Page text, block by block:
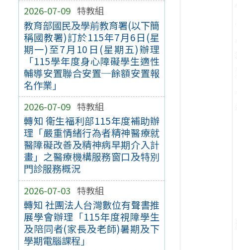
2026-07-09 特教組
教育部國民及學前教育署(以下簡
稱國教署)訂於115年7月6日(星
期一)至7月10日(星期五)辦理
「115學年度身心障礙學生適性
輔導安置聯合安置─餘額安置報
名作業」
2026-07-09 特教組
轉知 衛生福利部115年度補助辦
理「嚴重情緒行為者精神醫療就
醫障礙改善及精神病早期介入計
畫」之醫療機構服務窗口及特別
門診服務概況
2026-07-03 特教組
轉知 社團法人台灣數位有聲書推
展學會辦理「115年度視障學生
及陪同者(家長及老師)暑期及下
學期電腦課程」